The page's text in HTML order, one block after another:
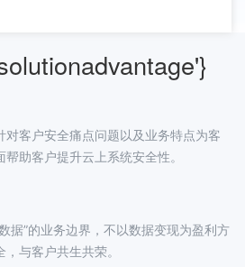
客户安全痛点问题以及业务特点为客
助客户提升云上系统安全性。
据”的业务边界，不以数据变现为盈利方
与客户共生共荣。